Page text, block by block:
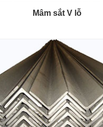
Mâm sắt V lỗ